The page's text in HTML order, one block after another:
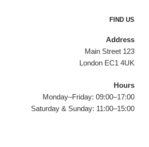
FIND US
Address
123 Main Street
London EC1 4UK
Hours
Monday–Friday: 09:00–17:00
Saturday & Sunday: 11:00–15:00